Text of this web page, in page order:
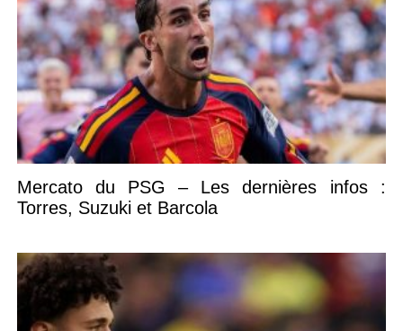
Mercato du PSG – Les dernières infos :
Torres, Suzuki et Barcola